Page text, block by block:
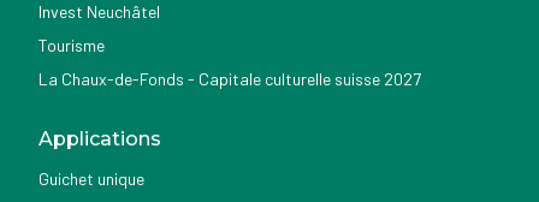
Invest Neuchâtel
Tourisme
La Chaux-de-Fonds - Capitale culturelle suisse 2027
Applications
Guichet unique